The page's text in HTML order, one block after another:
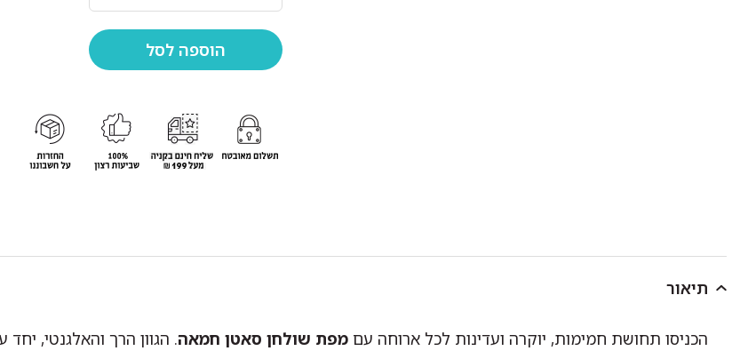
תיאור
הכניסו תחושת חמימות, יוקרה ועדינות לכל ארוחה עם מפת שולחן סאטן חמאה. הגוון הרך והאלגנטי, יחד